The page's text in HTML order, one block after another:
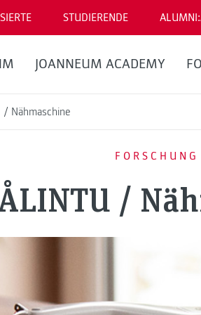
STUDIERENDE
JOANNEUM ACADEMY
/ Nähmaschine
FORSCHUNG
/